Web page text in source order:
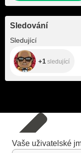
Sledování
Sledující
+1 sledující
Vaše uživatelské